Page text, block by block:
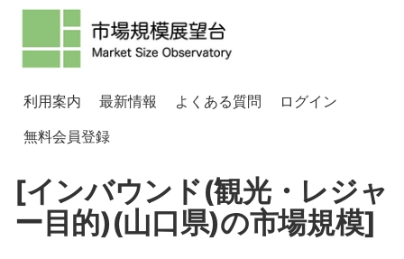
利用案内 最新情報 よくある質問
ログイン
無料会員登録
[インバウンド(観光・レジャ
ー目的)(山口県)の市場規模]